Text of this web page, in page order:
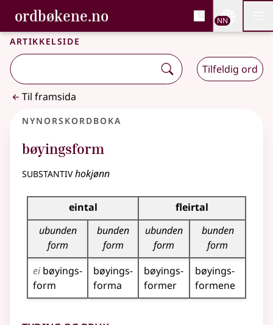
Gå til hovudinnhald
Tilgjenge
ordbøkene.no, Bokmålsordboka og
Bokmålsordboka og Nynorskordboka
NN
Artikkelside
Tilfeldig ord
Til framsida
Nynorskordboka
bøyingsform
substantivhokjønn
Bøyningstabell for dette substantivet
eintal
fleirtal
ubunden
form
bunden
form
ubunden
form
bunden
form
ei bøyings­
form
bøyings­
forma
bøyings­
former
bøyings­
formene